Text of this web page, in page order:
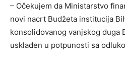
– Očekujem da Ministarstvo
novi nacrt Budžeta institucija
konsolidovanog vanjskog duga
usklađen u potpunosti sa